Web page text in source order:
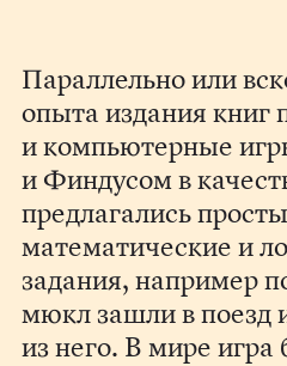
Параллельно или
опыта издания книг
и компьютерные
и Финдусом в
предлагались
математические и
задания, например
мюкл зашли в поезд
из него. В мире игра